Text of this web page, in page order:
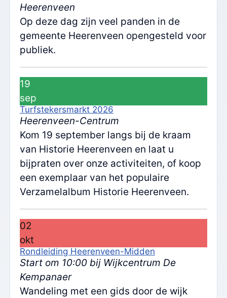
Heerenveen
Op deze dag zijn veel panden in de
gemeente Heerenveen opengesteld voor
publiek.
19
sep
Turfstekersmarkt 2026
Heerenveen-Centrum
Kom 19 september langs bij de kraam
van Historie Heerenveen en laat u
bijpraten over onze activiteiten, of koop
een exemplaar van het populaire
Verzamelalbum Historie Heerenveen.
02
okt
Rondleiding Heerenveen-Midden
Start om 10:00 bij Wijkcentrum De
Kempanaer
Wandeling met een gids door de wijk